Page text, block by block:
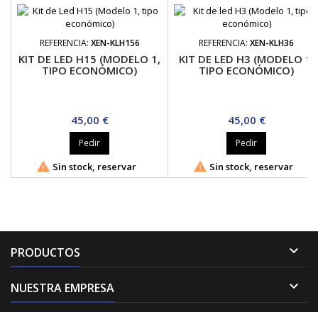
REFERENCIA: XEN-KLH156
KIT DE LED H15 (MODELO 1,
TIPO ECONÓMICO)
Precio
45,00 €
Pedir
 Sin stock, reservar
REFERENCIA: XEN-KLH36
KIT DE LED H3 (MODELO 1,
TIPO ECONÓMICO)
Precio
45,00 €
Pedir
 Sin stock, reservar
PRODUCTOS 
NUESTRA EMPRESA 